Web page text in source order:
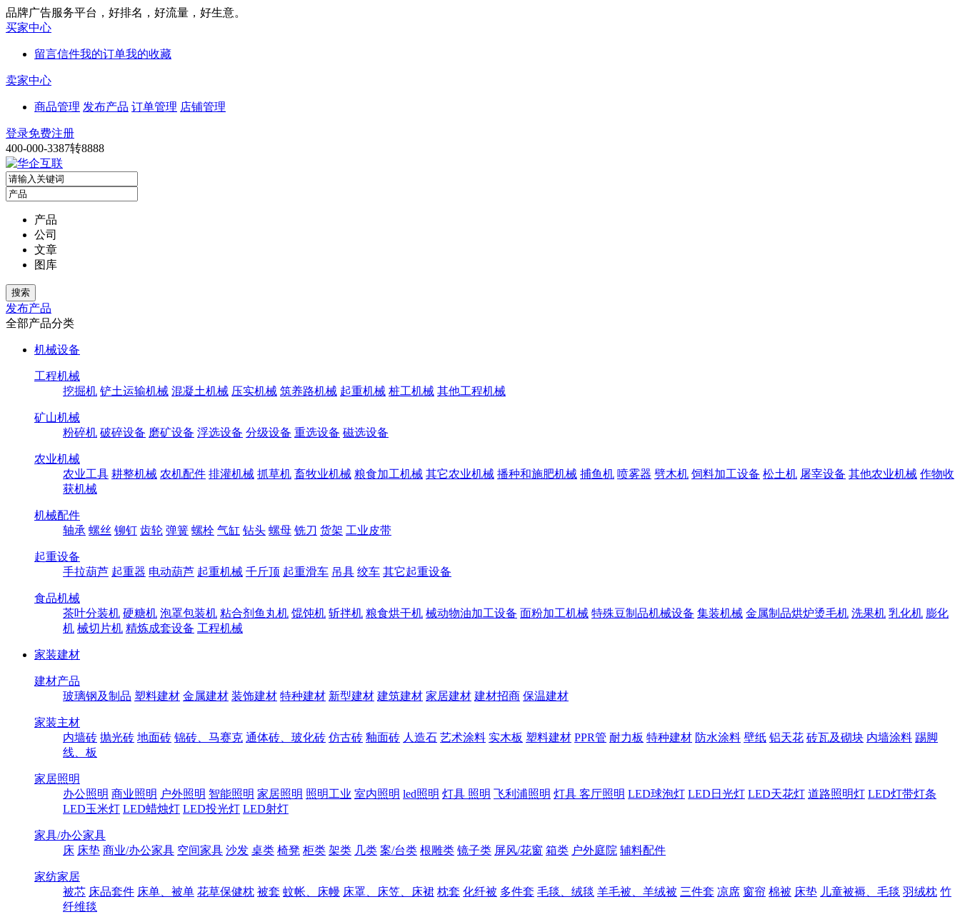
品牌广告服务平台，好排名，好流量，好生意。
买家中心
留言信件我的订单我的收藏
卖家中心
商品管理 发布产品 订单管理 店铺管理
登录免费注册
400-000-3387转8888
产品
公司
文章
图库
发布产品
全部产品分类
机械设备
工程机械
挖掘机 铲土运输机械 混凝土机械 压实机械 筑养路机械 起重机械 桩工机械 其他工程机械
矿山机械
粉碎机 破碎设备 磨矿设备 浮选设备 分级设备 重选设备 磁选设备
农业机械
农业工具 耕整机械 农机配件 排灌机械 抓草机 畜牧业机械 粮食加工机械 其它农业机械 播种和施肥机械 捕鱼机 喷雾器 劈木机 饲料加工设备 松土机 屠宰设备 其他农业机械 作物收
获机械
机械配件
轴承 螺丝 铆钉 齿轮 弹簧 螺栓 气缸 钻头 螺母 铣刀 货架 工业皮带
起重设备
手拉葫芦 起重器 电动葫芦 起重机械 千斤顶 起重滑车 吊具 绞车 其它起重设备
食品机械
茶叶分装机 硬糖机 泡罩包装机 粘合剂鱼丸机 馄饨机 斩拌机 粮食烘干机 械动物油加工设备 面粉加工机械 特殊豆制品机械设备 集装机械 金属制品烘炉烫毛机 洗果机 乳化机 膨化
机 械切片机 精炼成套设备 工程机械
家装建材
建材产品
玻璃钢及制品 塑料建材 金属建材 装饰建材 特种建材 新型建材 建筑建材 家居建材 建材招商 保温建材
家装主材
内墙砖 抛光砖 地面砖 锦砖、马赛克 通体砖、玻化砖 仿古砖 釉面砖 人造石 艺术涂料 实木板 塑料建材 PPR管 耐力板 特种建材 防水涂料 壁纸 铝天花 砖瓦及砌块 内墙涂料 踢脚
线、板
家居照明
办公照明 商业照明 户外照明 智能照明 家居照明 照明工业 室内照明 led照明 灯具 照明 飞利浦照明 灯具 客厅照明 LED球泡灯 LED日光灯 LED天花灯 道路照明灯 LED灯带灯条
LED玉米灯 LED蜡烛灯 LED投光灯 LED射灯
家具/办公家具
床 床垫 商业/办公家具 空间家具 沙发 桌类 椅凳 柜类 架类 几类 案/台类 根雕类 镜子类 屏风/花窗 箱类 户外庭院 辅料配件
家纺家居
被芯 床品套件 床单、被单 花草保健枕 被套 蚊帐、床幔 床罩、床笠、床裙 枕套 化纤被 多件套 毛毯、绒毯 羊毛被、羊绒被 三件套 凉席 窗帘 棉被 床垫 儿童被褥、毛毯 羽绒枕 竹
纤维毯